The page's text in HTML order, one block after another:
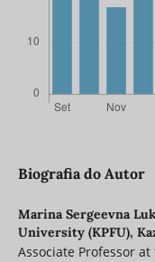
Biografia do Autor
Marina Sergeevna
University (KPFU),
Associate Professor